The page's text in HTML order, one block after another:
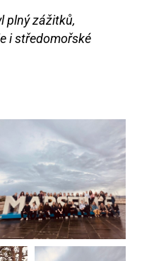
plný zážitků,
i středomořské